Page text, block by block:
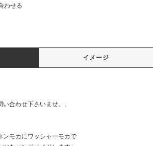
わせる
イメージ
い合わせ下さいませ。。
ンモカにワッシャーモカで